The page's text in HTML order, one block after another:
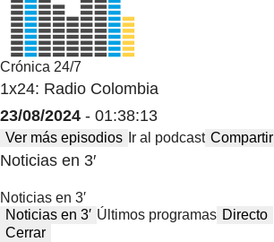
Crónica 24/7
1x24: Radio Colombia
23/08/2024 - 01:38:13
Ver más episodios Ir al podcast Compartir
Noticias en 3′
Noticias en 3′
Noticias en 3′ Últimos programas Directo
Cerrar